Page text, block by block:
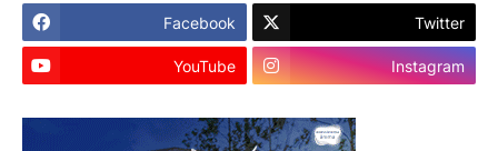
Facebook Twitter
YouTube Instagram